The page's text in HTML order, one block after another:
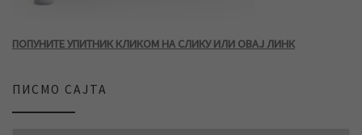
ПОПУНИТЕ УПИТНИК КЛИКОМ НА СЛИКУ ИЛИ ОВАЈ ЛИНК
ПИСМО САЈТА